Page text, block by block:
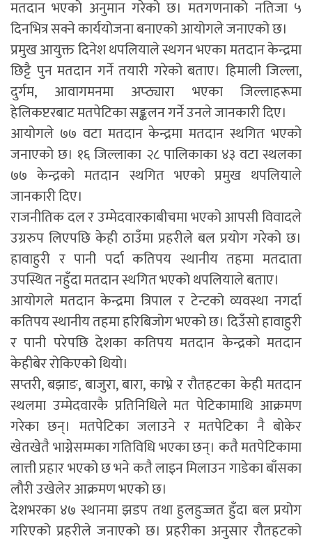
मतदान भएको अनुमान गरेको छ। मतगणनाको नतिजा ५
दिनभित्र सक्ने कार्ययोजना बनाएको आयोगले जनाएको छ।
प्रमुख आयुक्त दिनेश थपलियाले स्थगन भएका मतदान केन्द्रमा
छिट्टै पुन मतदान गर्ने तयारी गरेको बताए। हिमाली जिल्ला,
दुर्गम, आवागमनमा अप्ठ्यारा भएका जिल्लाहरूमा
हेलिकप्टरबाट मतपेटिका सङ्कलन गर्ने उनले जानकारी दिए।
आयोगले ७७ वटा मतदान केन्द्रमा मतदान स्थगित भएको
जनाएको छ। १६ जिल्लाका २८ पालिकाका ४३ वटा स्थलका
७७ केन्द्रको मतदान स्थगित भएको प्रमुख थपलियाले
जानकारी दिए।
राजनीतिक दल र उम्मेदवारकाबीचमा भएको आपसी विवादले
उग्ररुप लिएपछि केही ठाउँमा प्रहरीले बल प्रयोग गरेको छ।
हावाहुरी र पानी पर्दा कतिपय स्थानीय तहमा मतदाता
उपस्थित नहुँदा मतदान स्थगित भएको थपलियाले बताए।
आयोगले मतदान केन्द्रमा त्रिपाल र टेन्टको व्यवस्था नगर्दा
कतिपय स्थानीय तहमा हरिबिजोग भएको छ। दिउँसो हावाहुरी
र पानी परेपछि देशका कतिपय मतदान केन्द्रको मतदान
केहीबेर रोकिएको थियो।
सप्तरी, बझाङ, बाजुरा, बारा, काभ्रे र रौतहटका केही मतदान
स्थलमा उम्मेदवारकै प्रतिनिधिले मत पेटिकामाथि आक्रमण
गरेका छन्। मतपेटिका जलाउने र मतपेटिका नै बोकेर
खेतखेतै भाग्नेसम्मका गतिविधि भएका छन्। कतै मतपेटिकामा
लात्ती प्रहार भएको छ भने कतै लाइन मिलाउन गाडेका बाँसका
लौरी उखेलेर आक्रमण भएको छ।
देशभरका ४७ स्थानमा झडप तथा हुलहुज्जत हुँदा बल प्रयोग
गरिएको प्रहरीले जनाएको छ। प्रहरीका अनुसार रौतहटको